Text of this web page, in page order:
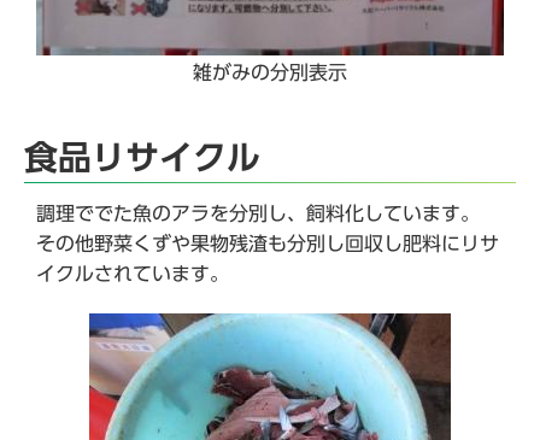
雑がみの分別表示
食品リサイクル
調理ででた魚のアラを分別し、飼料化しています。
その他野菜くずや果物残渣も分別し回収し肥料にリサ
イクルされています。